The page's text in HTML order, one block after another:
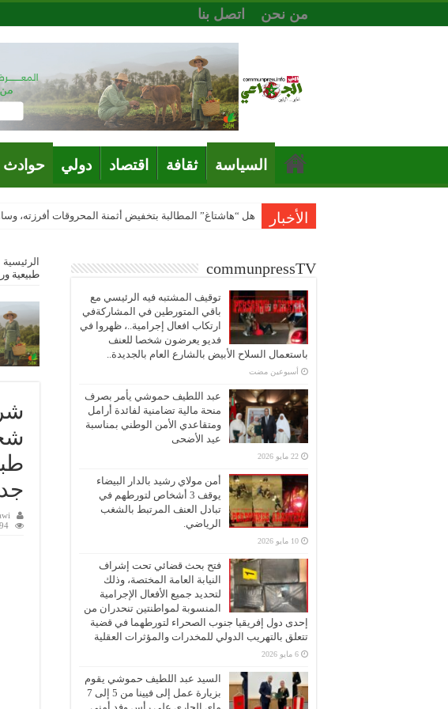
من نحن اتصل بنا
السياسة ثقافة اقتصاد دولي حوادث
الأخبار هل “هاشتاغ” المطالبة بتخفيض أثمنة المحروقات
الرئيسية
طبيعية
194
communpressTV
توقيف المشتبه فيه الرئيسي مع
باقي المتورطين في المشاركةفي
ارتكاب افعال إجرامية..، ظهروا في
فديو يعرضون شخصا للعنف
باستعمال السلاح الأبيض بالشارع العام بالجديدة..
‏أسبوعين مضت
عبد اللطيف حموشي يأمر بصرف
منحة مالية تضامنية لفائدة أرامل
ومتقاعدي الأمن الوطني بمناسبة
عيد الأضحى
22 مايو 2026
أمن مولاي رشيد بالدار البيضاء
يوقف 3 أشخاص لتورطهم في
تبادل العنف المرتبط بالشغب
الرياضي.
10 مايو 2026
فتح بحث قضائي تحت إشراف
النيابة العامة المختصة، وذلك
لتحديد جميع الأفعال الإجرامية
المنسوبة لمواطنتين تنحدران من
إحدى دول إفريقيا جنوب الصحراء لتورطهما في قضية
تتعلق بالتهريب الدولي للمخدرات والمؤثرات العقلية
6 مايو 2026
السيد عبد اللطيف حموشي يقوم
بزيارة عمل إلى فيينا من 5 إلى 7